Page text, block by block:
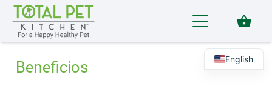
shopping_basket
Beneficios English